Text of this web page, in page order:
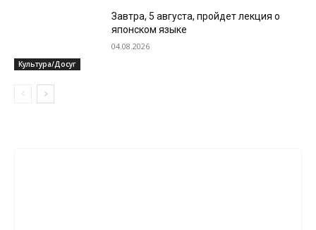
Культура/Досуг
Завтра, 5 августа, пройдет лекция о
японском языке
04.08.2026